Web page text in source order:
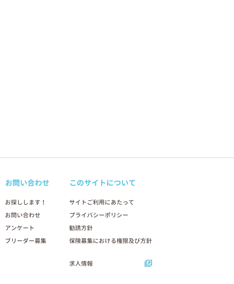
お問い合わせ
お探しします！
お問い合わせ
アンケート
ブリーダー募集
このサイトについて
サイトご利用にあたって
プライバシーポリシー
勧誘方針
保険募集における権限及び方針
求人情報